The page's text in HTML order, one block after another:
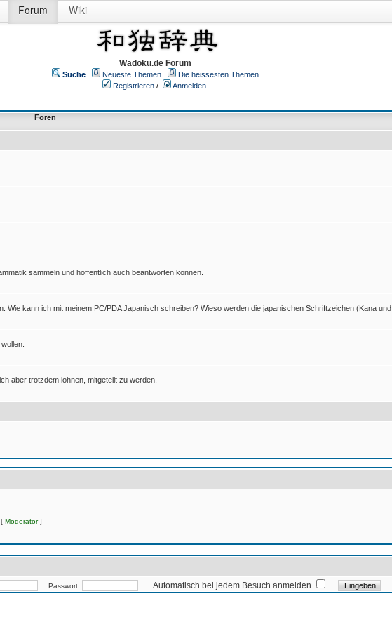
Forum Wiki
Wadoku.de Forum
Suche Neueste Themen
Die heissesten Themen
Registrieren / Anmelden
Foren
sammeln und hoffentlich auch beantworten können.
Wie kann ich mit meinem PC/PDA Japanisch schreiben? Wieso werden die japanischen Schriftzeichen (Kana und
aber trotzdem lohnen, mitgeteilt zu werden.
Moderator]
Passwort: Automatisch bei jedem Besuch anmelden